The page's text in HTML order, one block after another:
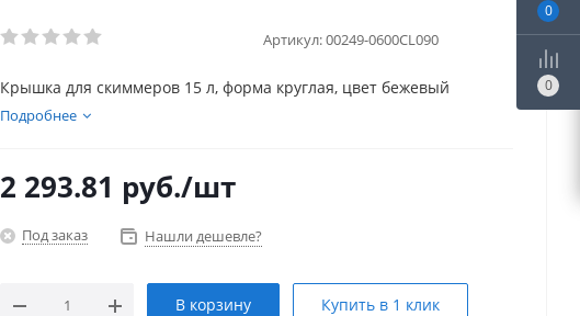
Артикул:00249-0600CL090
Крышка для скиммеров 15 л, форма круглая, цвет бежевый
Подробнее
2 293.81 руб./шт
Под заказ Нашли дешевле?
В корзину Купить в 1 клик
0
0